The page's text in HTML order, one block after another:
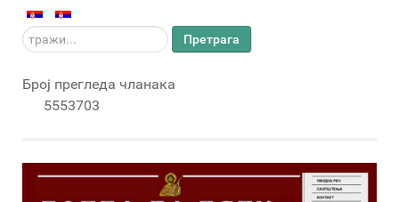
тражи... Претрага
Број прегледа чланака
5553703